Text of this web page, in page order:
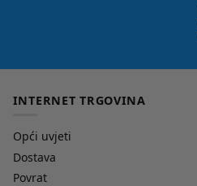
INTERNET TRGOVINA
Opći uvjeti
Dostava
Povrat